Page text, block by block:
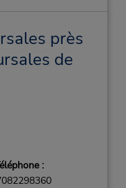
près
de
: